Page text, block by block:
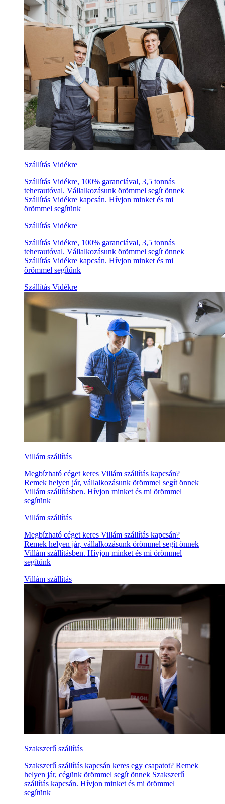
Szállítás Vidékre
Szállítás Vidékre, 100% garanciával, 3,5 tonnás
teherautóval. Vállalkozásunk örömmel segít önnek
Szállítás Vidékre kapcsán. Hívjon minket és mi
örömmel segítünk
Szállítás Vidékre
Szállítás Vidékre, 100% garanciával, 3,5 tonnás
teherautóval. Vállalkozásunk örömmel segít önnek
Szállítás Vidékre kapcsán. Hívjon minket és mi
örömmel segítünk
Szállítás Vidékre
Villám szállítás
Megbízható céget keres Villám szállítás kapcsán?
Remek helyen jár, vállalkozásunk örömmel segít önnek
Villám szállításben. Hívjon minket és mi örömmel
segítünk
Villám szállítás
Megbízható céget keres Villám szállítás kapcsán?
Remek helyen jár, vállalkozásunk örömmel segít önnek
Villám szállításben. Hívjon minket és mi örömmel
segítünk
Villám szállítás
Szakszerű szállítás
Szakszerű szállítás kapcsán keres egy csapatot? Remek
helyen jár, cégünk örömmel segít önnek Szakszerű
szállítás kapcsán. Hívjon minket és mi örömmel
segítünk